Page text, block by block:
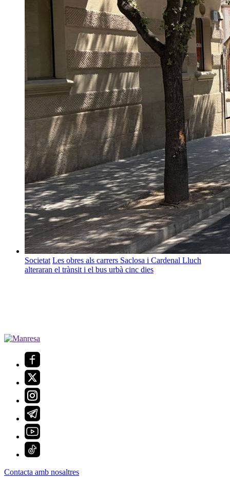
Societat Les obres als carrers Saclosa i Cardenal Lluch
alteraran el trànsit i el bus urbà cinc dies
Contacta amb nosaltres